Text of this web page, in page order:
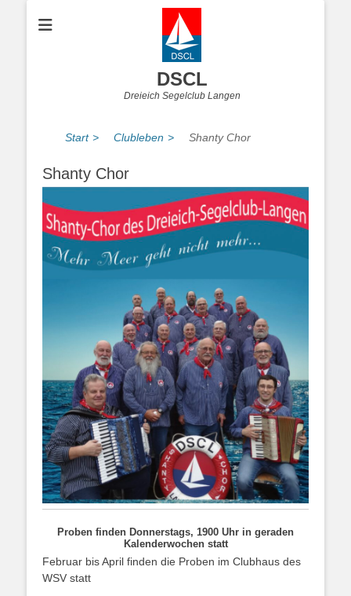
DSCL
Dreieich Segelclub Langen
Start > Clubleben > Shanty Chor
Shanty Chor
Proben finden Donnerstags, 1900 Uhr in geraden
Kalenderwochen statt
Februar bis April finden die Proben im Clubhaus des
WSV statt